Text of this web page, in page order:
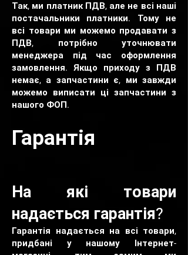
Так, ми платник ПДВ, але не всі наші
постачальники платники. Тому не
всі товари ми можемо продавати з
ПДВ, потрібно уточнювати
менеджера під час оформлення
замовлення. Якщо приходу з ПДВ
немає, а запчастини є, ми завжди
можемо виписати ці запчастини з
нашого ФОП.
Гарантія
На які товари
надається гарантія?
Гарантія надається на всі товари,
придбані у нашому Інтернет-